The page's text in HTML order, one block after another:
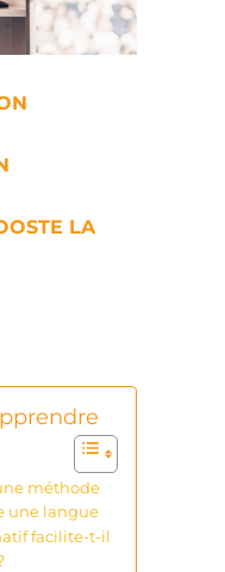
LA
méthode
une langue
facilite-t-il